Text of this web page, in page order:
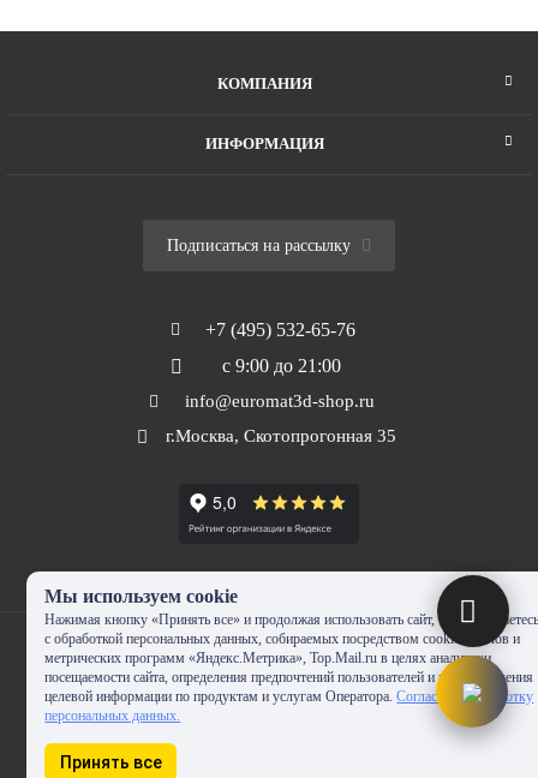
КОМПАНИЯ
ИНФОРМАЦИЯ
Подписаться на рассылку
+7 (495) 532-65-76
с 9:00 до 21:00
info@euromat3d-shop.ru
г.Москва, Скотопрогонная 35
© 2010-2024 - EUROMAT|3D-SHOP.RU. Все права защищены. Копирование
Мы используем cookie
Нажимая кнопку «Принять все» и продолжая использовать сайт, Вы
с обработкой персональных данных, собираемых посредством cookie-файлов и
метрических программ «Яндекс.Метрика», Top.Mail.ru в целях аналитики
посещаемости сайта, определения предпочтений пользователей и предоставления
целевой информации по продуктам и услугам Оператора.Согласие на обработку
персональных данных.
Принять все